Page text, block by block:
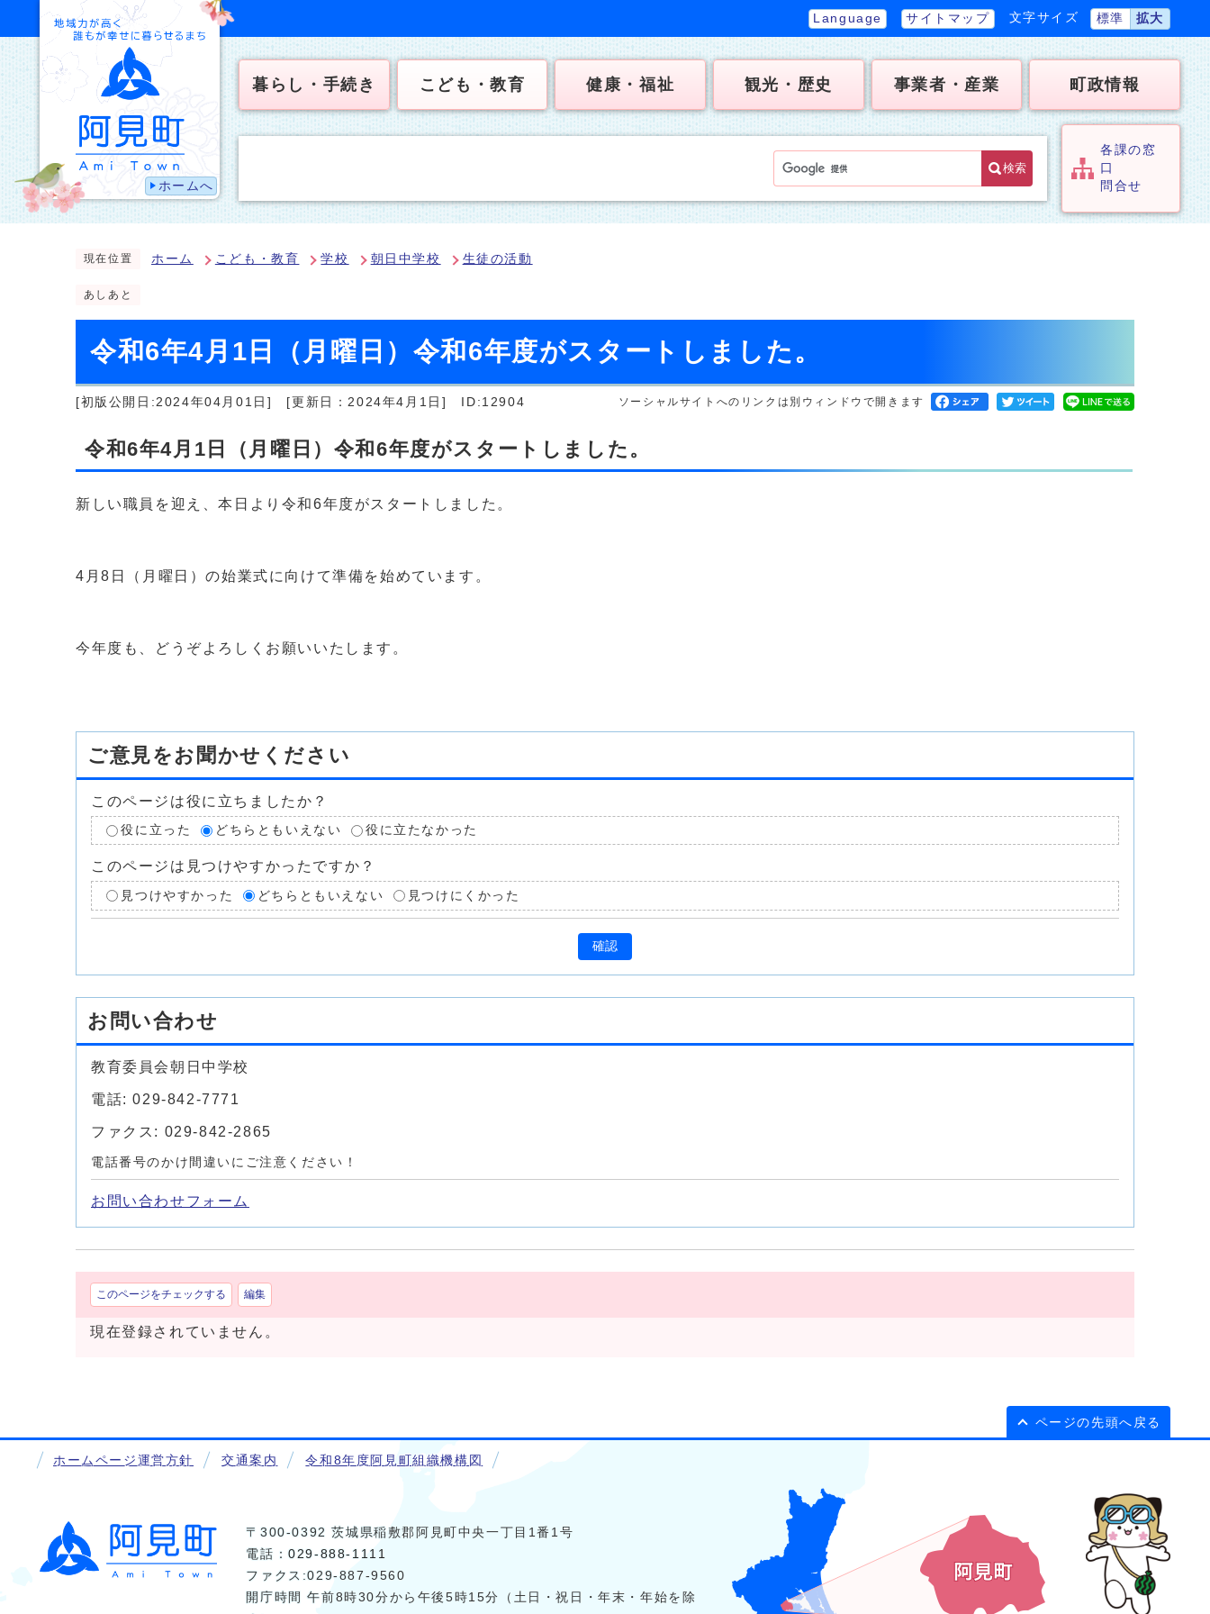
ホームへ
Language サイトマップ 文字サイズ 標準 拡大
暮らし・手続き こども・教育 健康・福祉 観光・歴史 事業者・産業 町政情報
検索
各課の窓
口
問合せ
現在位置 ホーム こども・教育 学校 朝日中学校 生徒の活動
あしあと
令和6年4月1日（月曜日）令和6年度がスタートしました。
[初版公開日:2024年04月01日] [更新日：2024年4月1日] ID:12904 ソーシャルサイトへのリンクは別ウィンドウで開きます
令和6年4月1日（月曜日）令和6年度がスタートしました。
新しい職員を迎え、本日より令和6年度がスタートしました。
4月8日（月曜日）の始業式に向けて準備を始めています。
今年度も、どうぞよろしくお願いいたします。
ご意見をお聞かせください
このページは役に立ちましたか？
役に立った どちらともいえない 役に立たなかった
このページは見つけやすかったですか？
見つけやすかった どちらともいえない 見つけにくかった
確認
お問い合わせ
教育委員会朝日中学校
電話: 029-842-7771
ファクス: 029-842-2865
電話番号のかけ間違いにご注意ください！
お問い合わせフォーム
このページをチェックする 編集
現在登録されていません。
ページの先頭へ戻る
ホームページ運営方針 交通案内 令和8年度阿見町組織機構図
〒300-0392 茨城県稲敷郡阿見町中央一丁目1番1号
電話：029-888-1111
ファクス:029-887-9560
開庁時間 午前8時30分から午後5時15分（土日・祝日・年末・年始を除